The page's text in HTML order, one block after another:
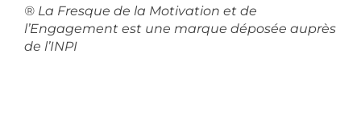
® La Fresque de la Motivation et de
l’Engagement est une marque déposée auprès
de l’INPI